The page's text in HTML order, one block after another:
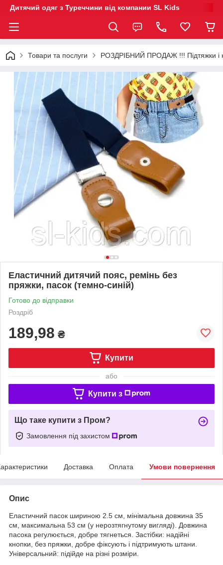
Дитячий одяг з Туреччини від компании SL Kids
Товари та послуги РОЗДРІБНИЙ ПРОДАЖ !!! Підтяжки і
Еластичний дитячий пояс, ремінь без
пряжки, пасок (темно-синій)
Готово до відправки
Роздріб
189,98 ₴
Купити
або
Купити з
Що таке купити з Пром?
Замовлення під захистом
Доставка Оплата Умови повернення
Опис
Еластичний пасок шириною 2.5 см, мінімальна довжина 35
см, максимальна 53 см (у нерозтягнутому вигляді). Довжина
пасока регулюється, добре тягнеться. Застібки: надійні
кнопки, без пряжки, добре фіксують і підтримують штани.
Універсальний: підійде на різні розміри.